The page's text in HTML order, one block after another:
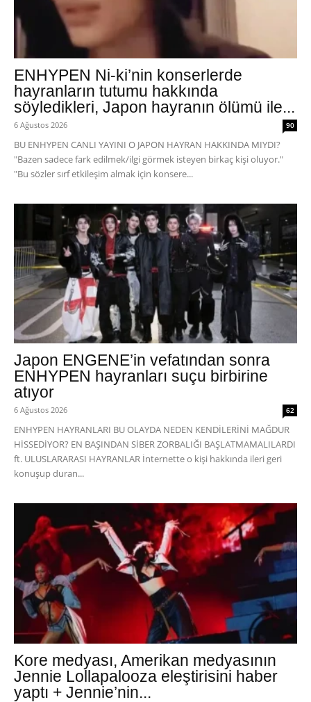
ENHYPEN Ni-ki’nin konserlerde
hayranların tutumu hakkında
söyledikleri, Japon hayranın ölümü ile...
6 Ağustos 2026 90
BU ENHYPEN CANLI YAYINI O JAPON HAYRAN HAKKINDA MIYDI?
"Bazen sadece fark edilmek/ilgi görmek isteyen birkaç kişi oluyor."
"Bu sözler sırf etkileşim almak için konsere...
Japon ENGENE’in vefatından sonra
ENHYPEN hayranları suçu birbirine
atıyor
6 Ağustos 2026 62
ENHYPEN HAYRANLARI BU OLAYDA NEDEN KENDİLERİNİ MAĞDUR
HİSSEDİYOR? EN BAŞINDAN SİBER ZORBALIĞI BAŞLATMAMALILARDI
ft. ULUSLARARASI HAYRANLAR İnternette o kişi hakkında ileri geri
konuşup duran...
Kore medyası, Amerikan medyasının
Jennie Lollapalooza eleştirisini haber
yaptı + Jennie’nin...